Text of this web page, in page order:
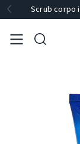
Scrub corpo